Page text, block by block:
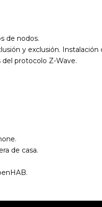
de nodos.
y exclusión. Instalación
protocolo Z-Wave.
de casa.